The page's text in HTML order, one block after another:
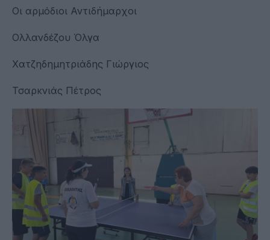
Οι αρμόδιοι Αντιδήμαρχοι
Ολλανδέζου Όλγα
Χατζηδημητριάδης Γιώργιος
Τσαρκνιάς Πέτρος